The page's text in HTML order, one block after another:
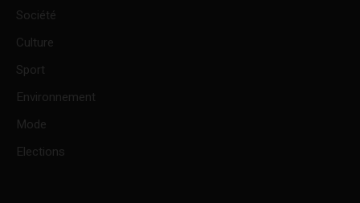
Société
Culture
Sport
Environnement
Mode
Elections